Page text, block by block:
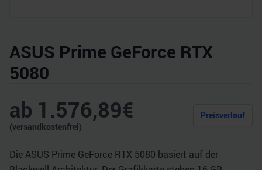
ASUS Prime GeForce RTX
5080
ab 1.576,89€
(versandkostenfrei)
Preisverlauf
Die ASUS Prime GeForce RTX 5080 basiert auf der